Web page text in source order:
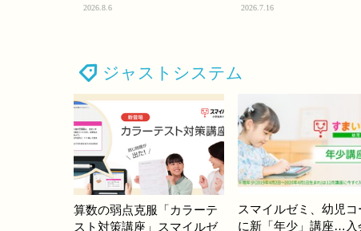
2026.8.6 2026.7.16
ジャストシステム
算数の弱点克服「カラーテ
スト対策講座」スマイルゼ
スマイルゼミ、幼児コ
に新「年少」講座…入